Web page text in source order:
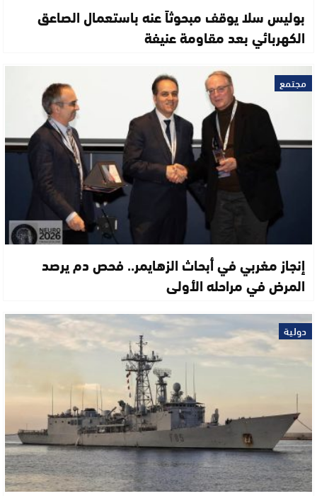
بوليس سلا يوقف مبحوثاً عنه باستعمال الصاعق
الكهربائي بعد مقاومة عنيفة
مجتمع
إنجاز مغربي في أبحاث الزهايمر.. فحص دم يرصد
المرض في مراحله الأولى
دولية